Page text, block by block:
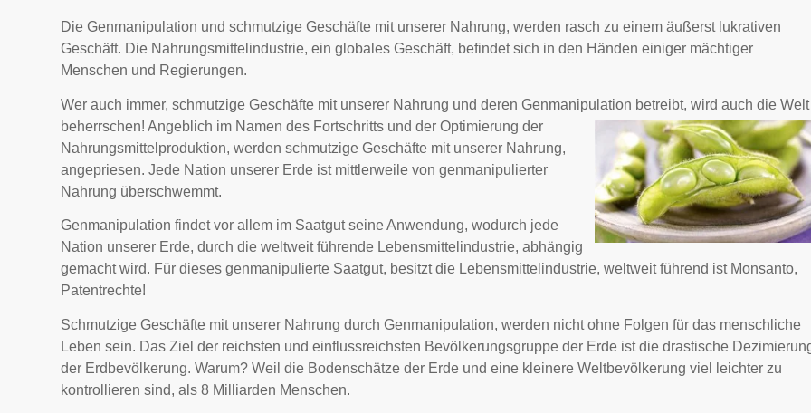
Die Genmanipulation und schmutzige Geschäfte mit unserer Nahrung, werden rasch zu einem äußerst lukrativen
Geschäft. Die Nahrungsmittelindustrie, ein globales Geschäft, befindet sich in den Händen einiger mächtiger
Menschen und Regierungen.
Wer auch immer, schmutzige Geschäfte mit unserer Nahrung und deren Genmanipulation betreibt, wird auch die Welt
beherrschen! Angeblich im Namen des Fortschritts und der Optimierung der
Nahrungsmittelproduktion, werden schmutzige Geschäfte mit unserer Nahrung,
angepriesen. Jede Nation unserer Erde ist mittlerweile von genmanipulierter
Nahrung überschwemmt.
Genmanipulation findet vor allem im Saatgut seine Anwendung, wodurch jede
Nation unserer Erde, durch die weltweit führende Lebensmittelindustrie, abhängig
gemacht wird. Für dieses genmanipulierte Saatgut, besitzt die Lebensmittelindustrie, weltweit führend ist Monsanto,
Patentrechte!
Schmutzige Geschäfte mit unserer Nahrung durch Genmanipulation, werden nicht ohne Folgen für das menschliche
Leben sein. Das Ziel der reichsten und einflussreichsten Bevölkerungsgruppe der Erde ist die drastische
der Erdbevölkerung. Warum? Weil die Bodenschätze der Erde und eine kleinere Weltbevölkerung viel leichter zu
kontrollieren sind, als 8 Milliarden Menschen.